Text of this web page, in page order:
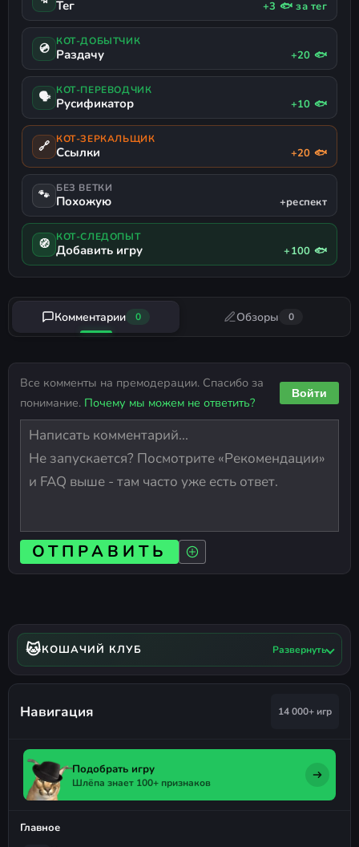
Тег +3 🐟 за тег
💿 КОТ-ДОБЫТЧИК
Раздачу +20 🐟
🗣 КОТ-ПЕРЕВОДЧИК
Русификатор +10 🐟
🔗 КОТ-ЗЕРКАЛЬЩИК
Ссылки +20 🐟
🐾 БЕЗ ВЕТКИ
Похожую +респект
🧭 КОТ-СЛЕДОПЫТ
Добавить игру +100 🐟
Комментарии 0 Обзоры 0
Все комменты на премодерации. Спасибо за
понимание. Почему мы можем не ответить?
Войти
ОТПРАВИТЬ
🐱КОШАЧИЙ КЛУБ Развернуть
Навигация 14 000+ игр
Подобрать игру
Шлёпа знает 100+ признаков
Главное